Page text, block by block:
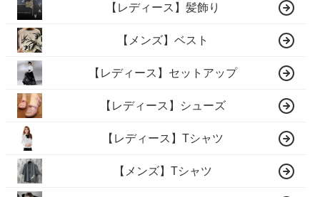
【レディース】髪飾り
【メンズ】ベスト
【レディース】セットアップ
【レディース】シューズ
【レディース】Tシャツ
【メンズ】Tシャツ